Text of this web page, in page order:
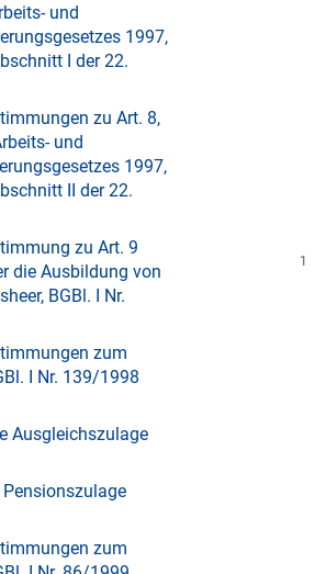
und
1997,
I der 22.
zu Art. 8,
und
1997,
II der 22.
zu Art. 9
die Ausbildung von
BGBl. I Nr.
zum
I Nr. 139/1998
Ausgleichszulage
zum
1